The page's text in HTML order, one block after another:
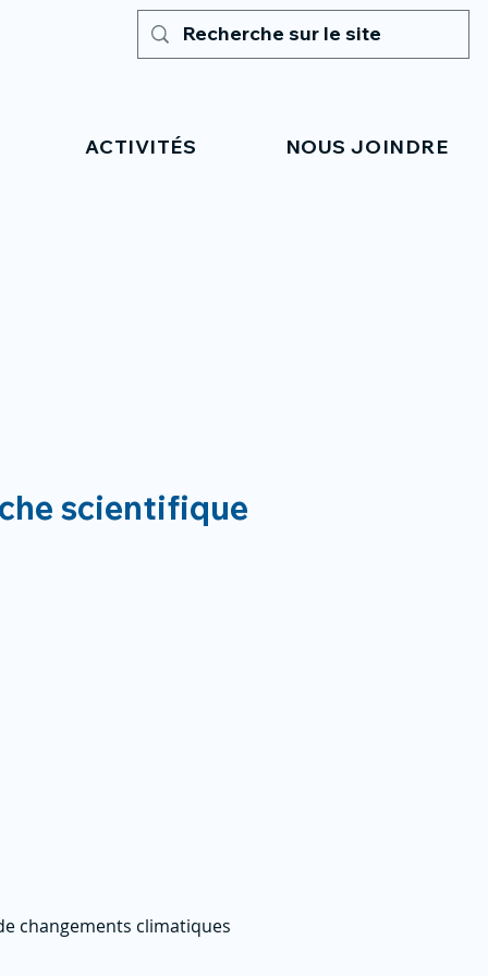
ACTIVITÉS NOUS JOINDRE
scientifique
changements climatiques